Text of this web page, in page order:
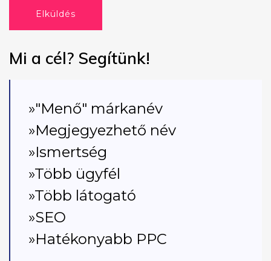
Elküldés
Mi a cél? Segítünk!
»"Menő" márkanév
»Megjegyezhető név
»Ismertség
»Több ügyfél
»Több látogató
»SEO
»Hatékonyabb PPC